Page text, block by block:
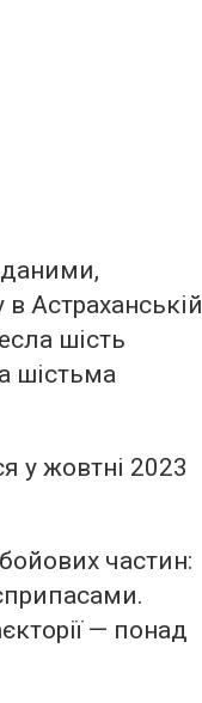
Астраханській
шість
шістьма
у жовтні 2023
частин:
— понад